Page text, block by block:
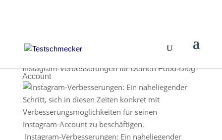
Instagram-Verbesserungen für Deinen Food-Blog-
Account
Instagram-Verbesserungen: Ein naheliegender